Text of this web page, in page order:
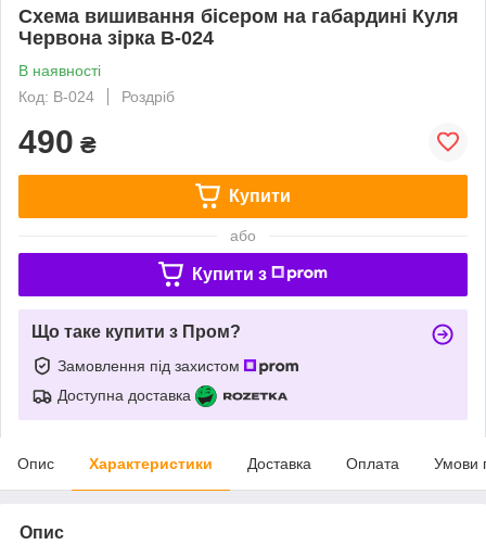
Схема вишивання бісером на габардині Куля
Червона зірка В-024
В наявності
Код: В-024
Роздріб
490 ₴
Купити
або
Купити з
Що таке купити з Пром?
Замовлення під захистом
Доступна доставка
Опис Характеристики Доставка Оплата Умови
Опис